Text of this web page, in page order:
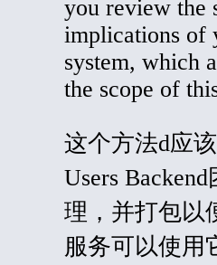
you review the
implications of
system, which
the scope of
这个方法d应
Users
理，并打包以
服务可以使用